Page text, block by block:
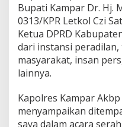
–
S
i
n
e
r
T
n
i
Bupati Kampar Dr. Hj.
0313/KPR Letkol Czi
Ketua DPRD
dari instansi
masyarakat, insan
lainnya.
Kapolres Kampar
menyampaikan
saya dalam acara